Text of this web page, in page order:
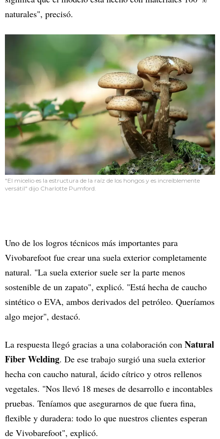
naturales", precisó.
"El micelio es la estructura de la raíz de los hongos y es increíblemente
versátil" dijo Charlotte Pumford.
Uno de los logros técnicos más importantes para
Vivobarefoot fue crear una suela exterior completamente
natural. "La suela exterior suele ser la parte menos
sostenible de un zapato", explicó. "Está hecha de caucho
sintético o EVA, ambos derivados del petróleo. Queríamos
algo mejor", destacó.
La respuesta llegó gracias a una colaboración con Natural
Fiber Welding. De ese trabajo surgió una suela exterior
hecha con caucho natural, ácido cítrico y otros rellenos
vegetales. "Nos llevó 18 meses de desarrollo e incontables
pruebas. Teníamos que asegurarnos de que fuera fina,
flexible y duradera: todo lo que nuestros clientes esperan
de Vivobarefoot", explicó.